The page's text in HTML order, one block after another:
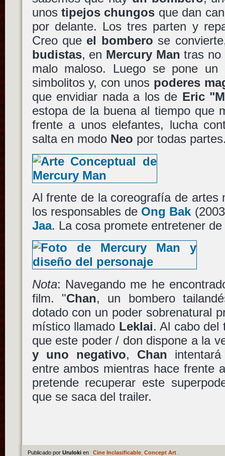
unos tipejos chungos que dan
por delante. Los tres parten y
Creo que el bombero se
budistas, en Mercury Man tras no
malo maloso. Luego se pone un
simbolitos y, con unos poderes
que envidiar nada a los de Eric
estopa de la buena al tiempo que
frente a unos elefantes, lucha
salta en modo Neo por todas
Al frente de la coreografía de artes
los responsables de Ong Bak
Jaa. La cosa promete entretener de
Nota: Navegando me he
film. "Chan, un bombero
dotado con un poder sobrenatural
místico llamado Leklai. Al cabo del
que este poder / don dispone a la
y uno negativo, Chan
entre ambos mientras hace frente
pretende recuperar este
que se saca del trailer.
Publicado por Uruloki en Cine Inclasificable, Concept Art.